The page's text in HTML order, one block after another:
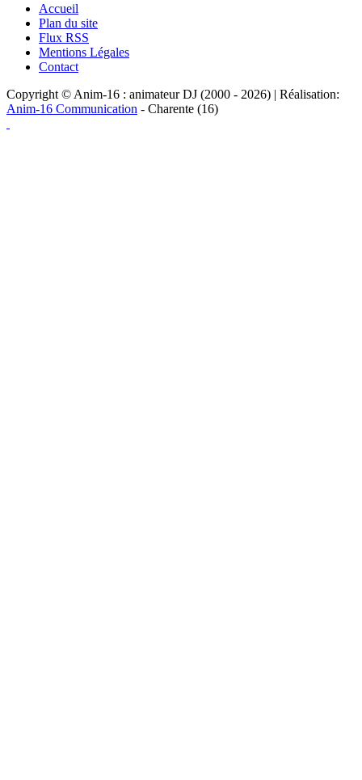
Accueil
Plan du site
Flux RSS
Mentions Légales
Contact
Copyright © Anim-16 : animateur DJ (2000 - 2026) | Réalisation:
Anim-16 Communication - Charente (16)